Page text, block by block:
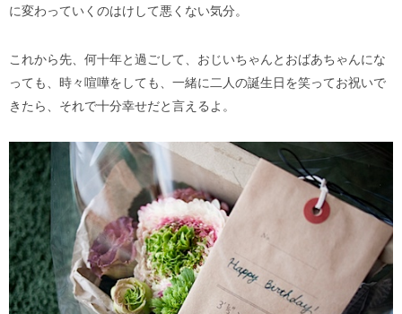
に変わっていくのはけして悪くない気分。
これから先、何十年と過ごして、おじいちゃんとおばあちゃんにな
っても、時々喧嘩をしても、一緒に二人の誕生日を笑ってお祝いで
きたら、それで十分幸せだと言えるよ。